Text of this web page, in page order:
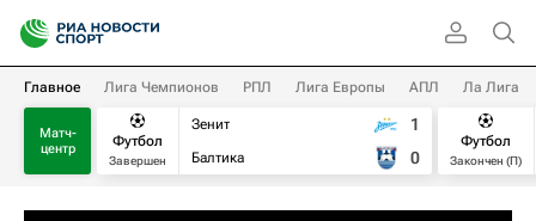
Главное Лига Чемпионов РПЛ Лига Европы АПЛ Ла Лига
Матч-
центр
Футбол
Завершен
Зенит
Балтика
1
0
Футбол
Закончен (П)